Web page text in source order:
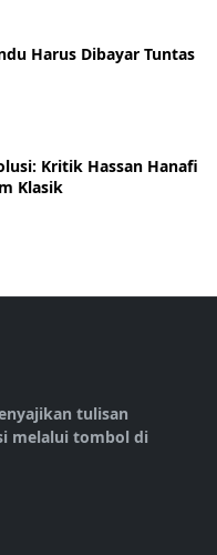
Harus Dibayar Tuntas
Kritik Hassan Hanafi
Klasik
tulisan
melalui tombol di